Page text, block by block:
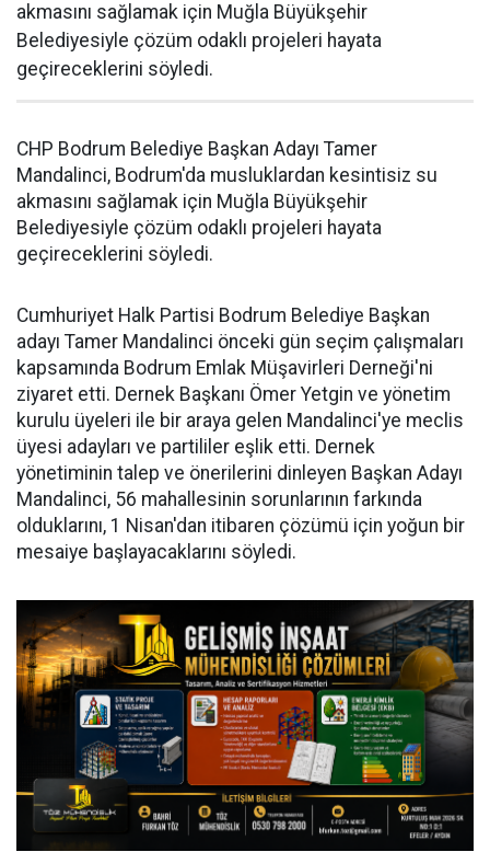
akmasını sağlamak için Muğla Büyükşehir
Belediyesiyle çözüm odaklı projeleri hayata
geçireceklerini söyledi.
CHP Bodrum Belediye Başkan Adayı Tamer
Mandalinci, Bodrum'da musluklardan kesintisiz su
akmasını sağlamak için Muğla Büyükşehir
Belediyesiyle çözüm odaklı projeleri hayata
geçireceklerini söyledi.
Cumhuriyet Halk Partisi Bodrum Belediye Başkan
adayı Tamer Mandalinci önceki gün seçim çalışmaları
kapsamında Bodrum Emlak Müşavirleri Derneği'ni
ziyaret etti. Dernek Başkanı Ömer Yetgin ve yönetim
kurulu üyeleri ile bir araya gelen Mandalinci'ye meclis
üyesi adayları ve partililer eşlik etti. Dernek
yönetiminin talep ve önerilerini dinleyen Başkan Adayı
Mandalinci, 56 mahallesinin sorunlarının farkında
olduklarını, 1 Nisan'dan itibaren çözümü için yoğun bir
mesaiye başlayacaklarını söyledi.